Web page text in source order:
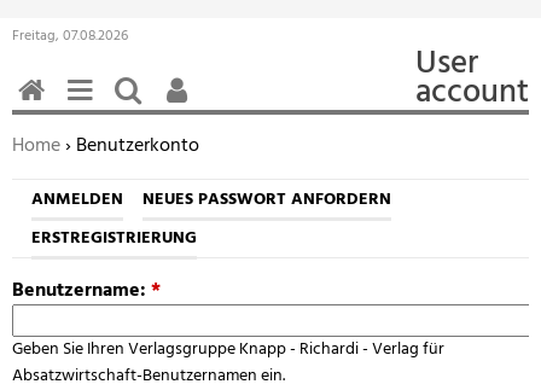
Freitag, 07.08.2026
User
account
Sie befinden sich hier:
Home› Benutzerkonto
ANMELDEN
NEUES PASSWORT ANFORDERN
ERSTREGISTRIERUNG
Benutzername:*
Geben Sie Ihren Verlagsgruppe Knapp - Richardi - Verlag für
Absatzwirtschaft-Benutzernamen ein.
HOMEMENÜSUCHEN
BENUTZERFUNKTIONEN